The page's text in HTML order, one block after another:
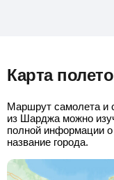
Карта
Маршрут самолета и
из Шарджа можно
полной информации
название города.